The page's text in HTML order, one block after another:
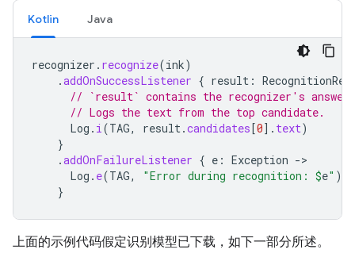
Kotlin Java
recognizer . recognize(ink)
.addOnSuccessListener { result :
// `result` contains the recognizer's
// Logs the text from the top candidate.
Log . i(TAG, result.candidates[0] . text)
}
.addOnFailureListener { e : Exception ->
Log . e(TAG, "Error during recognition: $e" )
}
上面的示例代码假定识别模型已下载，如下一部分所述。